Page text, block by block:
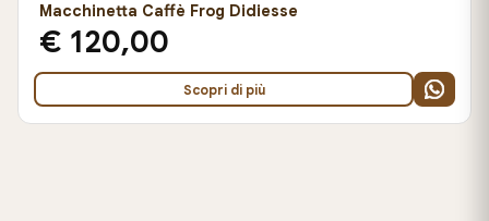
Macchinetta Caffè Frog Didiesse
€ 120,00
Scopri di più